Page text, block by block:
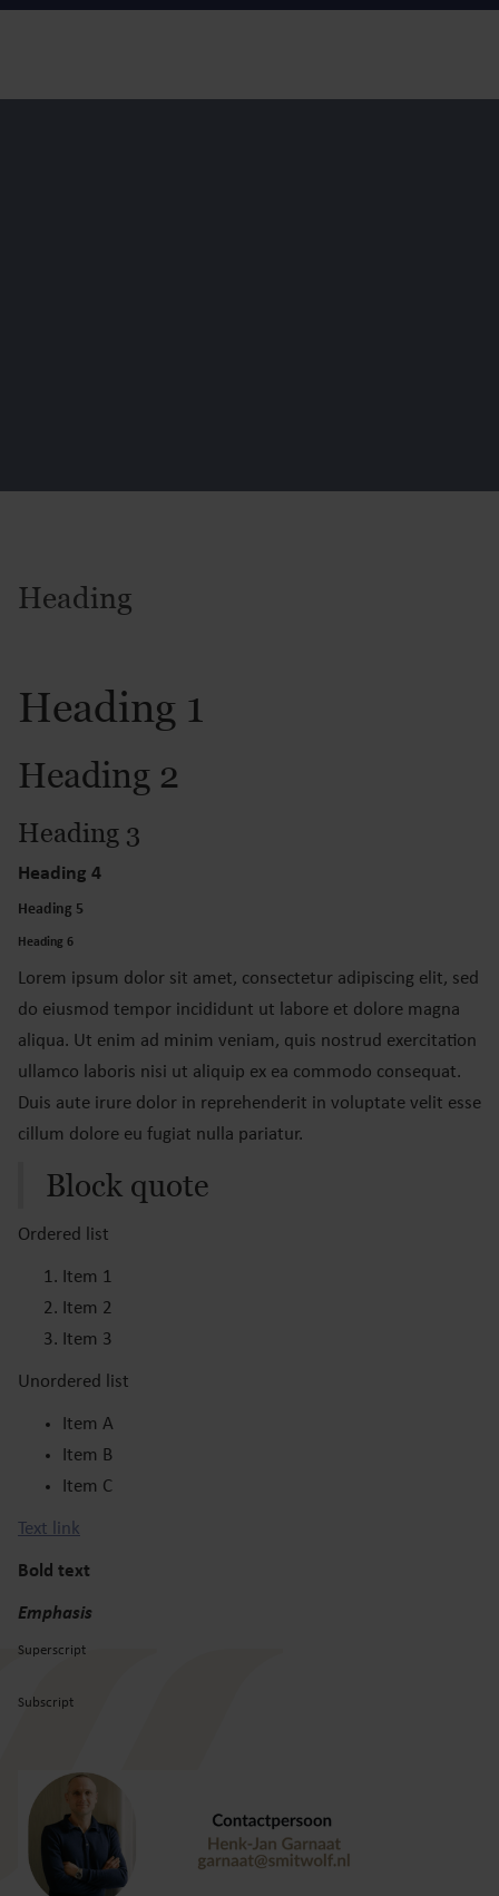
Heading
Heading 1
Heading 2
Heading 3
Heading 4
Heading 5
Heading 6
Lorem ipsum dolor sit amet, consectetur adipiscing elit, sed
do eiusmod tempor incididunt ut labore et dolore magna
aliqua. Ut enim ad minim veniam, quis nostrud exercitation
ullamco laboris nisi ut aliquip ex ea commodo consequat.
Duis aute irure dolor in reprehenderit in voluptate velit esse
cillum dolore eu fugiat nulla pariatur.
Block quote
Ordered list
Item 1
Item 2
Item 3
Unordered list
Item A
Item B
Item C
Text link
Bold text
Emphasis
Superscript
Subscript